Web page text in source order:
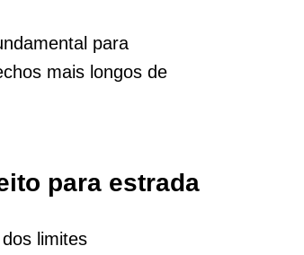
para
mais longos de
para estrada
limites